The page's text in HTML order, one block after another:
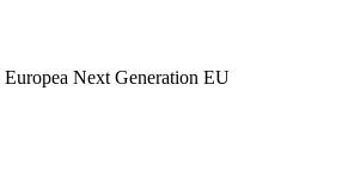
Next Generation EU